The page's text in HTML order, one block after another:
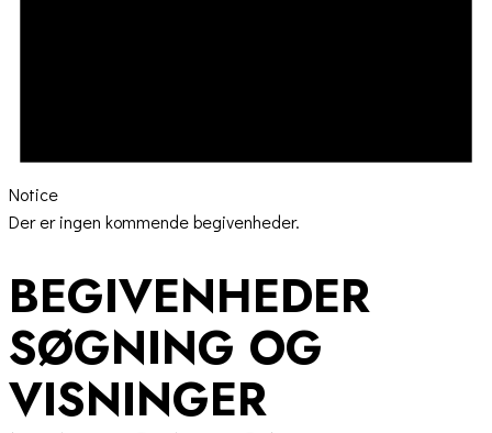
Notice
Der er ingen kommende begivenheder.
BEGIVENHEDER
SØGNING OG
VISNINGER